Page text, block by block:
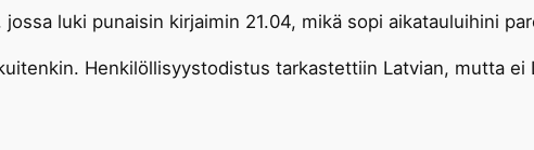
luki punaisin kirjaimin 21.04, mikä sopi aikatauluihini
Henkilöllisyystodistus tarkastettiin Latvian, mutta ei